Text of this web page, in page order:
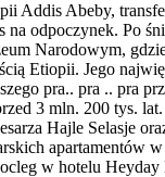
Addis Abeby,
na odpoczynek. Po
Narodowym,
Etiopii. Jego
pra.. pra .. pra
3 mln. 200 tys.
Hajle Selasje
apartamentów
w hotelu Heyday